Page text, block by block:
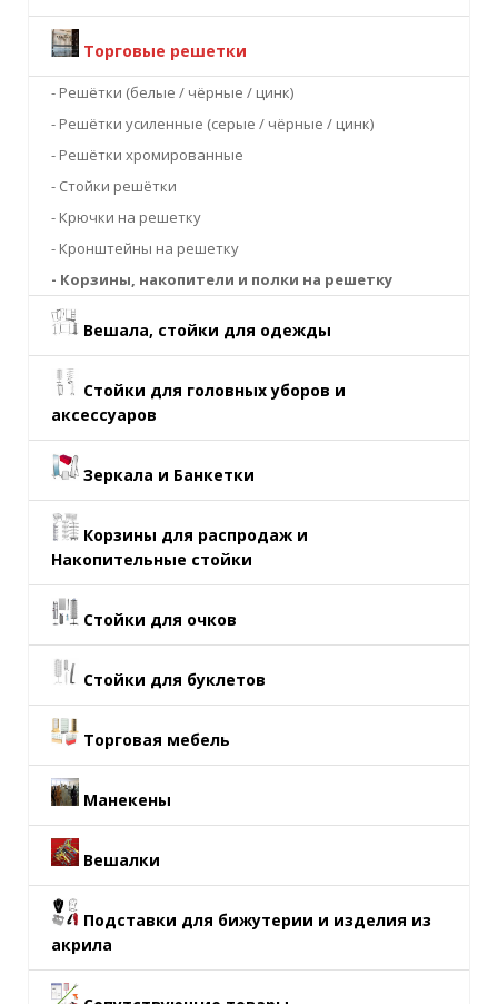
Торговые решетки
- Решётки (белые / чёрные / цинк)
- Решётки усиленные (серые / чёрные / цинк)
- Решётки хромированные
- Стойки решётки
- Крючки на решетку
- Кронштейны на решетку
- Корзины, накопители и полки на решетку
Вешала, стойки для одежды
Стойки для головных уборов и
аксессуаров
Зеркала и Банкетки
Корзины для распродаж и
Накопительные стойки
Стойки для очков
Стойки для буклетов
Торговая мебель
Манекены
Вешалки
Подставки для бижутерии и изделия из
акрила